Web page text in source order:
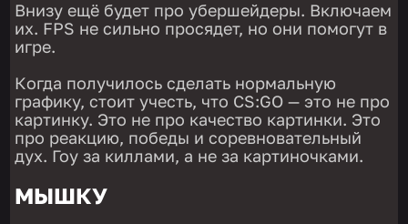
Внизу ещё будет про убершейдеры. Включаем
их. FPS не сильно просядет, но они помогут в
игре.
Когда получилось сделать нормальную
графику, стоит учесть, что CS:GO — это не про
картинку. Это не про качество картинки. Это
про реакцию, победы и соревновательный
дух. Гоу за киллами, а не за картиночками.
МЫШКУ